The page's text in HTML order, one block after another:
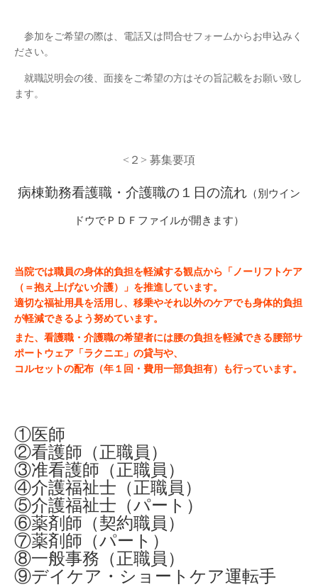
参加をご希望の際は、電話又は問合せフォームからお申込みく
ださい。
就職説明会の後、面接をご希望の方はその旨記載をお願い致し
ます。
<２> 募集要項
病棟勤務看護職・介護職の１日の流れ （別ウイン
ドウでＰＤＦファイルが開きます）
当院では職員の身体的負担を軽減する観点から「ノーリフトケア
（＝抱え上げない介護）」を推進しています。
適切な福祉用具を活用し、移乗やそれ以外のケアでも身体的負担
が軽減できるよう努めています。
また、看護職・介護職の希望者には腰の負担を軽減できる腰部サ
ポートウェア「ラクニエ」の貸与や、
コルセットの配布（年１回・費用一部負担有）も行っています。
①医師
②看護師（正職員）
③准看護師（正職員）
④介護福祉士（正職員）
⑤介護福祉士（パート）
⑥薬剤師（契約職員）
⑦薬剤師（パート）
⑧一般事務（正職員）
⑨デイケア・ショートケア運転手